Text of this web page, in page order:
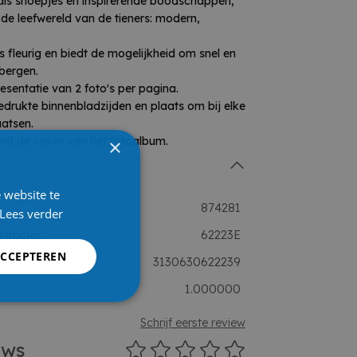
leefwereld van de tieners: modern,
fleurig en biedt de mogelijkheid om snel en
van 2 foto's per pagina.
binnenbladzijden en plaats om bij elke
de cover van het fotoalbum.
874281
62223E
3130630622239
1.000000
Schrijf eerste review
×
website te
Lees verder